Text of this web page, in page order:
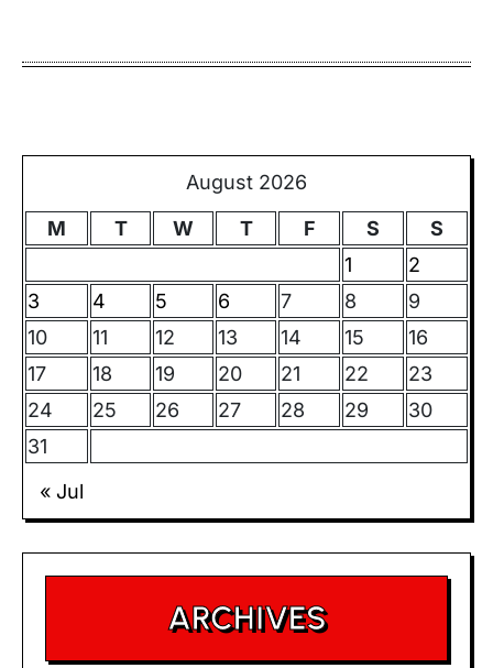
August 2026
M
T W T F S
S
1
2
3
4 5 6 7 8
9
10
11 12 13 14 15
16
17
18 19 20 21 22
23
24
25 26 27 28 29
30
31
« Jul
ARCHIVES